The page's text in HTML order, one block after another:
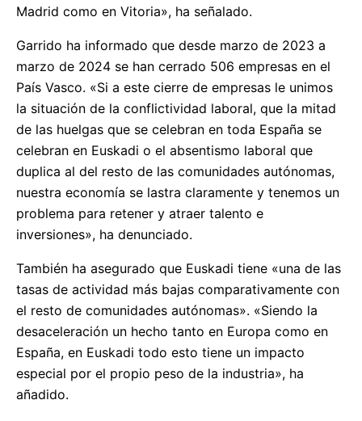
Madrid como en Vitoria», ha señalado.
Garrido ha informado que desde marzo de 2023 a
marzo de 2024 se han cerrado 506 empresas en el
País Vasco. «Si a este cierre de empresas le unimos
la situación de la conflictividad laboral, que la mitad
de las huelgas que se celebran en toda España se
celebran en Euskadi o el absentismo laboral que
duplica al del resto de las comunidades autónomas,
nuestra economía se lastra claramente y tenemos un
problema para retener y atraer talento e
inversiones», ha denunciado.
También ha asegurado que Euskadi tiene «una de las
tasas de actividad más bajas comparativamente con
el resto de comunidades autónomas». «Siendo la
desaceleración un hecho tanto en Europa como en
España, en Euskadi todo esto tiene un impacto
especial por el propio peso de la industria», ha
añadido.